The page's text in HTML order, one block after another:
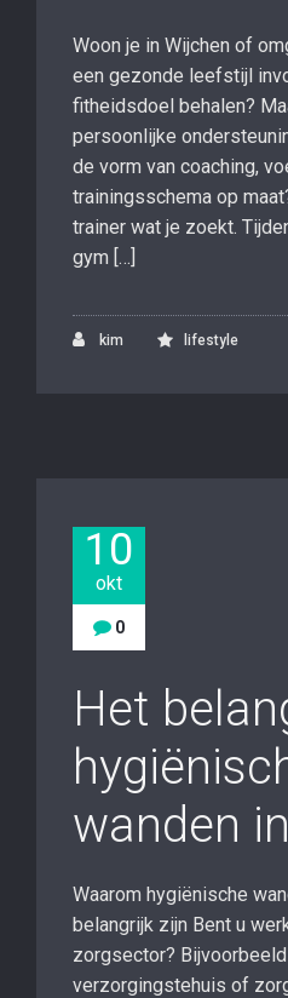
Woon je in Wijchen of
een gezonde leefstijl
fitheidsdoel behalen?
persoonlijke
de vorm van coaching,
trainingsschema op
trainer wat je zoekt.
gym […]
kim lifestyle
10
okt
0
Het
wanden
Waarom hygiënische
belangrijk zijn Bent u
zorgsector?
verzorgingstehuis of